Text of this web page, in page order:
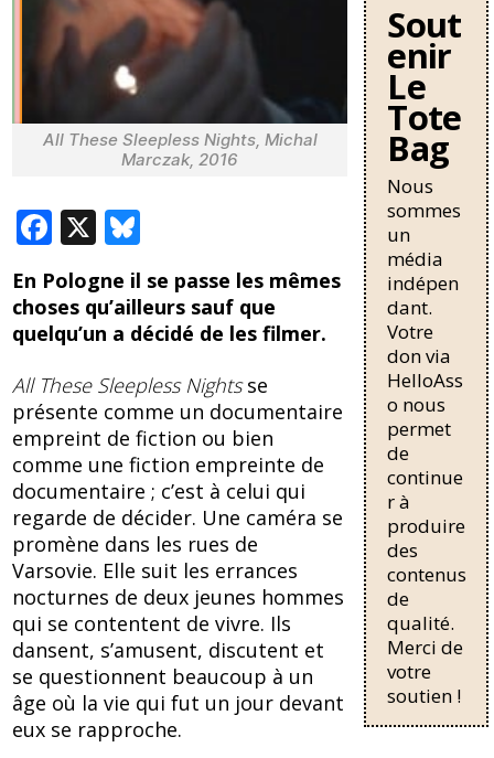
All These Sleepless Nights, Michal
Marczak, 2016
F
ac
e
b
o
o
k
X
e
sk
y
En Pologne il se passe les mêmes
choses qu’ailleurs sauf que
quelqu’un a décidé de les filmer.
All These Sleepless Nightsse
présente comme un documentaire
empreint de fiction ou bien
comme une fiction empreinte de
documentaire ; c’est à celui qui
regarde de décider. Une caméra se
promène dans les rues de
Varsovie. Elle suit les errances
nocturnes de deux jeunes hommes
qui se contentent de vivre. Ils
dansent, s’amusent, discutent et
se questionnent beaucoup à un
âge où la vie qui fut un jour devant
eux se rapproche.
travailleurs
sans-
papiers en
France se
durcit avec
une
nouvelle
circulaire
de Bruno
Retailleau
qui
pourrait
allonger la
durée de
résidence
nécessaire
pour une
régularisati
on,
passant de
trois...
Sout
enir
Le
Tote
Bag
Nous
sommes
un
média
indépen
dant.
Votre
don via
HelloAss
o nous
permet
de
continue
r à
produire
des
contenus
de
qualité.
Merci de
votre
soutien !